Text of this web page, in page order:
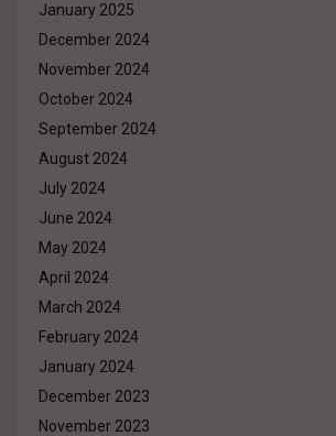
January 2025
December 2024
November 2024
October 2024
September 2024
August 2024
July 2024
June 2024
May 2024
April 2024
March 2024
February 2024
January 2024
December 2023
November 2023